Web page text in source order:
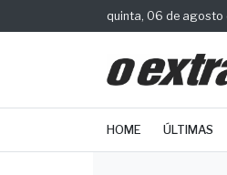
quinta, 06 de agosto
HOME ÚLTIMAS